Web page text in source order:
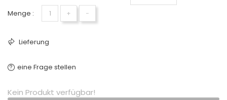
Menge : + −
Lieferung
eine Frage stellen
Kein Produkt verfügbar!